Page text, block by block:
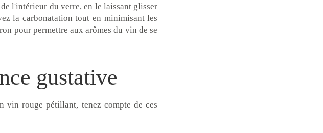
l'intérieur du verre, en le laissant glisser
la carbonatation tout en minimisant les
pour permettre aux arômes du vin de se
gustative
vin rouge pétillant, tenez compte de ces